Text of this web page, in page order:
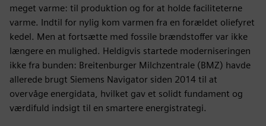
meget varme: til produktion og for at holde faciliteterne
varme. Indtil for nylig kom varmen fra en forældet oliefyret
kedel. Men at fortsætte med fossile brændstoffer var ikke
længere en mulighed. Heldigvis startede moderniseringen
ikke fra bunden: Breitenburger Milchzentrale (BMZ) havde
allerede brugt Siemens Navigator siden 2014 til at
overvåge energidata, hvilket gav et solidt fundament og
værdifuld indsigt til en smartere energistrategi.